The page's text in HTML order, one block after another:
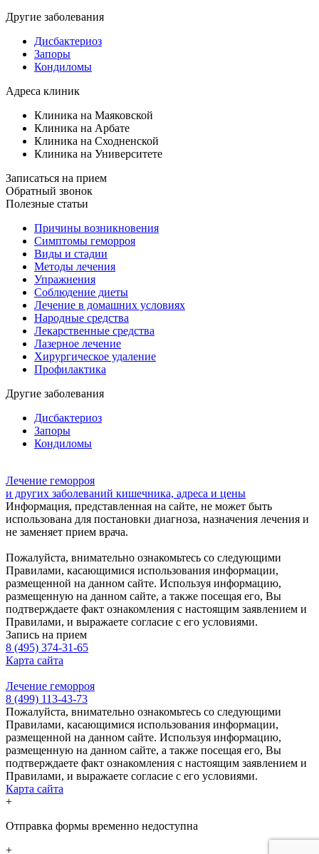
Другие заболевания
Дисбактериоз
Запоры
Кондиломы
Адреса клиник
Клиника на Маяковской
Клиника на Арбате
Клиника на Сходненской
Клиника на Университете
Записаться на прием
Обратный звонок
Полезные статьи
Причины возникновения
Симптомы геморроя
Виды и стадии
Методы лечения
Упражнения
Соблюдение диеты
Лечение в домашних условиях
Народные средства
Лекарственные средства
Лазерное лечение
Хирургическое удаление
Профилактика
Другие заболевания
Дисбактериоз
Запоры
Кондиломы
Лечение геморроя
и других заболеваний кишечника, адреса и цены
Информация, представленная на сайте, не может быть
использована для постановки диагноза, назначения лечения и
не заменяет прием врача.
Пожалуйста, внимательно ознакомьтесь со следующими
Правилами, касающимися использования информации,
размещенной на данном сайте. Используя информацию,
размещенную на данном сайте, а также посещая его, Вы
подтверждаете факт ознакомления с настоящим заявлением и
Правилами, и выражаете согласие с его условиями.
Запись на прием
8 (495) 374-31-65
Карта сайта
Лечение геморроя
8 (499) 113-43-73
Пожалуйста, внимательно ознакомьтесь со следующими
Правилами, касающимися использования информации,
размещенной на данном сайте. Используя информацию,
размещенную на данном сайте, а также посещая его, Вы
подтверждаете факт ознакомления с настоящим заявлением и
Правилами, и выражаете согласие с его условиями.
Карта сайта
+
Отправка формы временно недоступна
+